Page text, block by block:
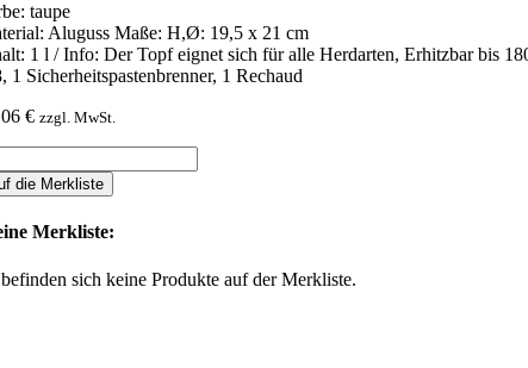
taupe
Aluguss Maße: H,Ø: 19,5 x 21 cm
1 l / Info: Der Topf eignet sich für alle Herdarten, Erhitzbar bis
1 Sicherheitspastenbrenner, 1 Rechaud
€ zzgl. MwSt.
die Merkliste
Merkliste:
sich keine Produkte auf der Merkliste.